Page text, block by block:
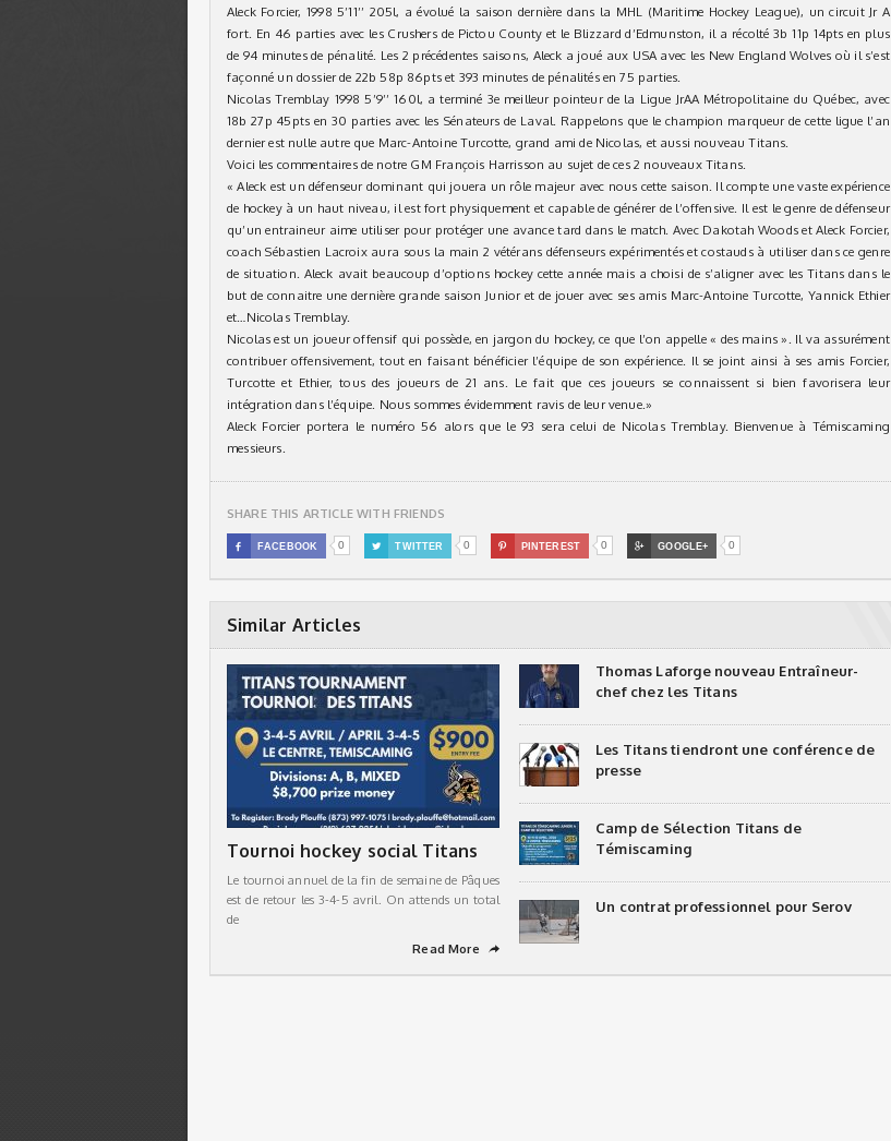
Aleck Forcier, 1998 5’11’’ 205l, a évolué la saison dernière dans la MHL (Maritime Hockey League), un circuit Jr A
fort. En 46 parties avec les Crushers de Pictou County et le Blizzard d’Edmunston, il a récolté 3b 11p 14pts en plus
de 94 minutes de pénalité. Les 2 précédentes saisons, Aleck a joué aux USA avec les New England Wolves où il s’est
façonné un dossier de 22b 58p 86pts et 393 minutes de pénalités en 75 parties.
Nicolas Tremblay 1998 5’9’’ 160l, a terminé 3e meilleur pointeur de la Ligue JrAA Métropolitaine du Québec, avec
18b 27p 45pts en 30 parties avec les Sénateurs de Laval. Rappelons que le champion marqueur de cette ligue l’an
dernier est nulle autre que Marc-Antoine Turcotte, grand ami de Nicolas, et aussi nouveau Titans.
Voici les commentaires de notre GM François Harrisson au sujet de ces 2 nouveaux Titans.
« Aleck est un défenseur dominant qui jouera un rôle majeur avec nous cette saison. Il compte une vaste expérience
de hockey à un haut niveau, il est fort physiquement et capable de générer de l’offensive. Il est le genre de défenseur
qu’un entraineur aime utiliser pour protéger une avance tard dans le match. Avec Dakotah Woods et Aleck Forcier,
coach Sébastien Lacroix aura sous la main 2 vétérans défenseurs expérimentés et costauds à utiliser dans ce genre
de situation. Aleck avait beaucoup d’options hockey cette année mais a choisi de s’aligner avec les Titans dans le
but de connaitre une dernière grande saison Junior et de jouer avec ses amis Marc-Antoine Turcotte, Yannick Ethier
et…Nicolas Tremblay.
Nicolas est un joueur offensif qui possède, en jargon du hockey, ce que l’on appelle « des mains ». Il va assurément
contribuer offensivement, tout en faisant bénéficier l’équipe de son expérience. Il se joint ainsi à ses amis Forcier,
Turcotte et Ethier, tous des joueurs de 21 ans. Le fait que ces joueurs se connaissent si bien favorisera leur
intégration dans l’équipe. Nous sommes évidemment ravis de leur venue.»
Aleck Forcier portera le numéro 56 alors que le 93 sera celui de Nicolas Tremblay. Bienvenue à Témiscaming
messieurs.
SHARE THIS ARTICLE WITH FRIENDS
 FACEBOOK 0  TWITTER 0  PINTEREST 0  GOOGLE+ 0
Similar Articles
Tournoi hockey social Titans
Le tournoi annuel de la fin de semaine de Pâques
est de retour les 3-4-5 avril. On attends un total
de
Read More
➦
Thomas Laforge nouveau Entraîneur-
chef chez les Titans
Les Titans tiendront une conférence de
presse
Camp de Sélection Titans de
Témiscaming
Un contrat professionnel pour Serov